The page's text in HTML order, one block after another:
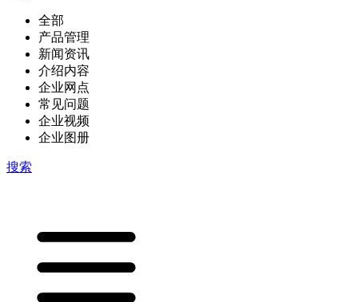
全部
产品管理
新闻资讯
介绍内容
企业网点
常见问题
企业视频
企业图册
搜索